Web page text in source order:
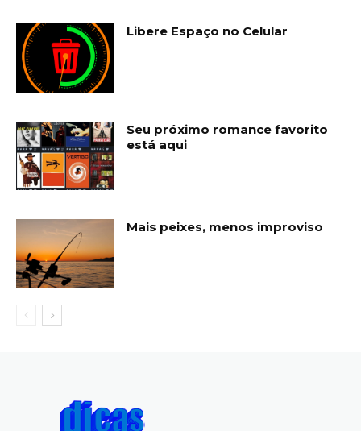
Libere Espaço no Celular
Seu próximo romance favorito
está aqui
Mais peixes, menos improviso